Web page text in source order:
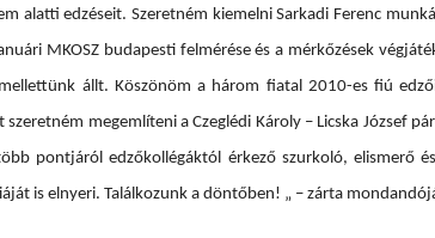
alatti edzéseit. Szeretném kiemelni Sarkadi Ferenc
MKOSZ budapesti felmérése és a mérkőzések
állt. Köszönöm a három fiatal 2010-es fiú
szeretném megemlíteni a Czeglédi Károly – Licska József
pontjáról edzőkollégáktól érkező szurkoló, elismerő
is elnyeri. Találkozunk a döntőben! „ – zárta